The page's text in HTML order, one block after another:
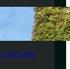
Verticaal